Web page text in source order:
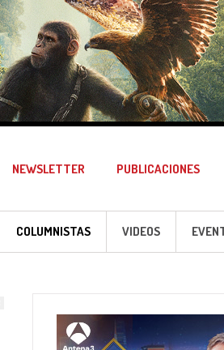
NEWSLETTER PUBLICACIONES
COLUMNISTAS VIDEOS